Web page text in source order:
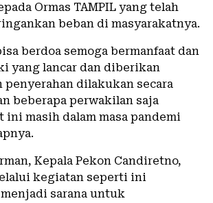
Ormas TAMPIL yang telah
beban di masyarakatnya.
berdoa semoga bermanfaat dan
yang lancar dan diberikan
penyerahan dilakukan secara
beberapa perwakilan saja
ini masih dalam masa pandemi
Kepala Pekon Candiretno,
kegiatan seperti ini
sarana untuk